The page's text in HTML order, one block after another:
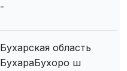
-
Бухарская область
БухараБухоро ш